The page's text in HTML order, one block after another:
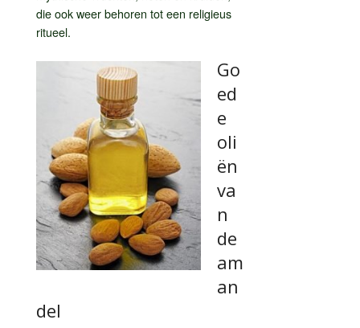
die ook weer behoren tot een religieus
ritueel.
Go
ed
e
oli
ën
va
n
de
am
an
del